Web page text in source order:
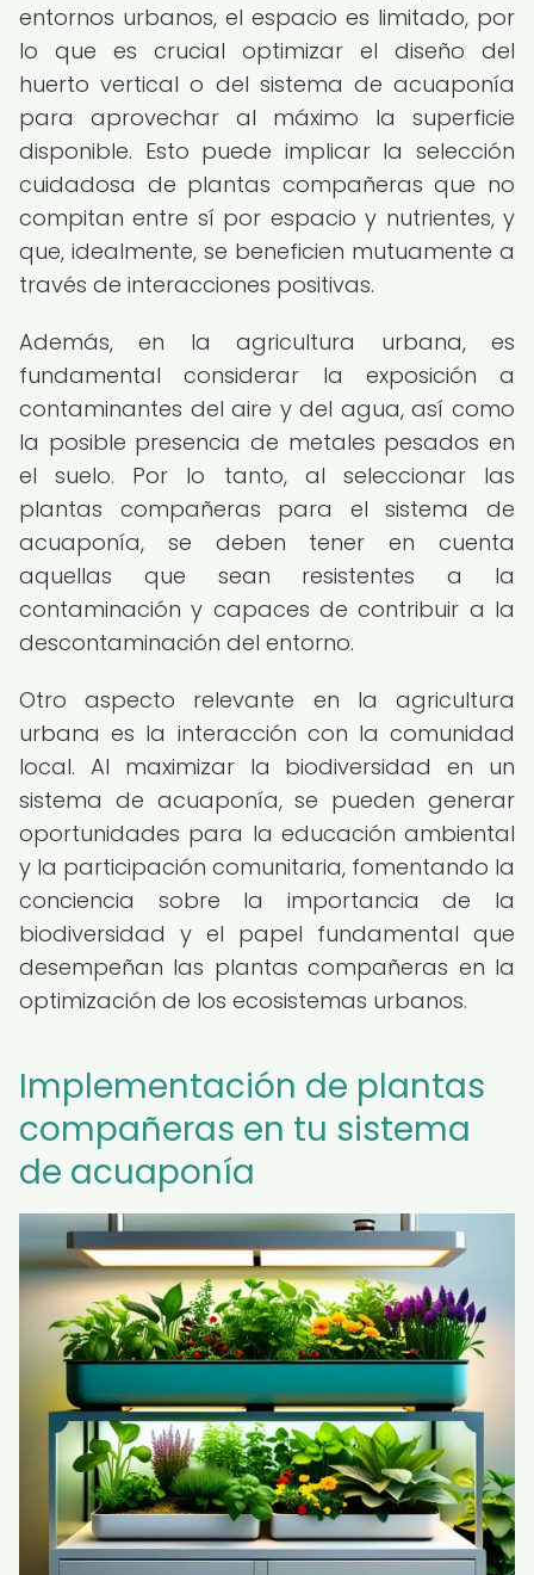
entornos urbanos, el espacio es limitado, por
lo que es crucial optimizar el diseño del
huerto vertical o del sistema de acuaponía
para aprovechar al máximo la superficie
disponible. Esto puede implicar la selección
cuidadosa de plantas compañeras que no
compitan entre sí por espacio y nutrientes, y
que, idealmente, se beneficien mutuamente a
través de interacciones positivas.
Además, en la agricultura urbana, es
fundamental considerar la exposición a
contaminantes del aire y del agua, así como
la posible presencia de metales pesados en
el suelo. Por lo tanto, al seleccionar las
plantas compañeras para el sistema de
acuaponía, se deben tener en cuenta
aquellas que sean resistentes a la
contaminación y capaces de contribuir a la
descontaminación del entorno.
Otro aspecto relevante en la agricultura
urbana es la interacción con la comunidad
local. Al maximizar la biodiversidad en un
sistema de acuaponía, se pueden generar
oportunidades para la educación ambiental
y la participación comunitaria, fomentando la
conciencia sobre la importancia de la
biodiversidad y el papel fundamental que
desempeñan las plantas compañeras en la
optimización de los ecosistemas urbanos.
Implementación de plantas
compañeras en tu sistema
de acuaponía